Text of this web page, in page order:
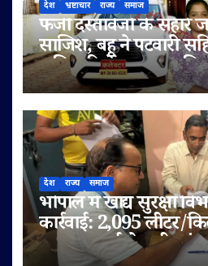
देश भ्रष्टाचार राज्य समाज
फर्जी दस्तावेजों के सहारे
साजिश, बहू ने पटवारी
अधिकारियों पर लगाए
आरोप
देश राज्य समाज
भोपाल में खाद्य सुरक्षा
कार्रवाई: 2,095 लीटर/
जब्त, सप्लाई चेन भी